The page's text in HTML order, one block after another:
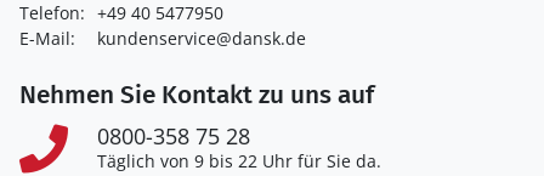
Telefon: +49 40 5477950
E-Mail:
kundenservice@dansk.de
Nehmen Sie Kontakt zu uns auf
0800-358 75 28
Täglich von 9 bis 22 Uhr für Sie da.